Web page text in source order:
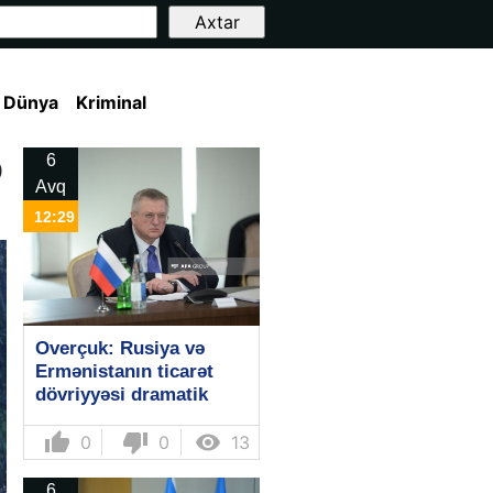
Dünya Kriminal
6
Avq
12:29
Overçuk: Rusiya və
Ermənistanın ticarət
dövriyyəsi dramatik
thumb_up 0 thumb_down 0  13